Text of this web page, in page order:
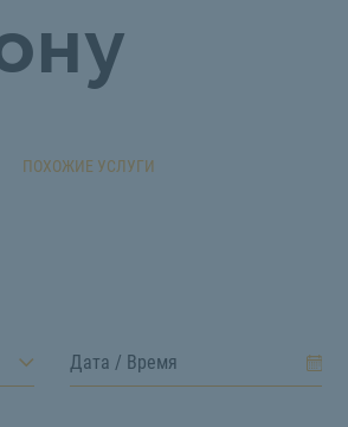
ПОХОЖИЕ УСЛУГИ